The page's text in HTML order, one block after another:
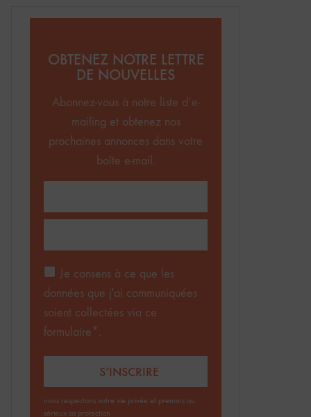
OBTENEZ NOTRE LETTRE
DE NOUVELLES
Abonnez-vous à notre liste d’e-
mailing et obtenez nos
prochaines annonces dans votre
boîte e-mail.
Je consens à ce que les
données que j'ai communiquées
soient collectées via ce
formulaire*.
nous respectons votre vie privée et prenons au
sérieux sa protection